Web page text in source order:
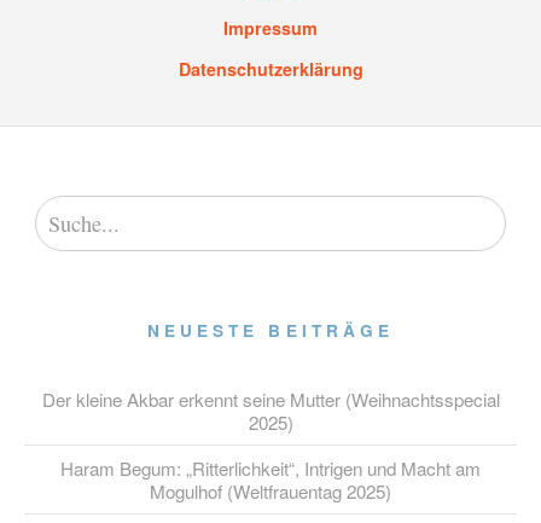
Impressum
Datenschutzerklärung
NEUESTE BEITRÄGE
Der kleine Akbar erkennt seine Mutter (Weihnachtsspecial
2025)
Haram Begum: „Ritterlichkeit“, Intrigen und Macht am
Mogulhof (Weltfrauentag 2025)